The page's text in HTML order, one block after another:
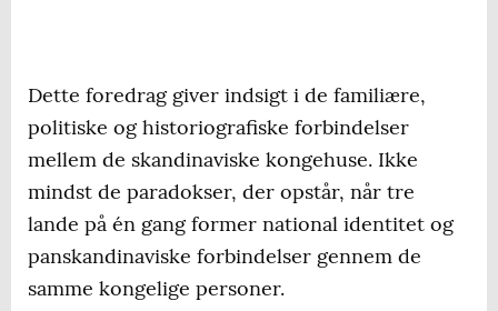
Dette foredrag giver indsigt i de familiære,
politiske og historiografiske forbindelser
mellem de skandinaviske kongehuse. Ikke
mindst de paradokser, der opstår, når tre
lande på én gang former national identitet og
panskandinaviske forbindelser gennem de
samme kongelige personer.